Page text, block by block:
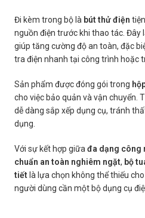
Đi kèm trong bộ là bút thử điện
nguồn điện trước khi thao tác. Đây
giúp tăng cường độ an toàn, đặc
tra điện nhanh tại công trình hoặc
Sản phẩm được đóng gói trong
cho việc bảo quản và vận chuyển.
dễ dàng sắp xếp dụng cụ, tránh
dụng.
Với sự kết hợp giữa đa dạng công
chuẩn an toàn nghiêm ngặt, bộ
tiết là lựa chọn không thể thiếu
người dùng cần một bộ dụng cụ